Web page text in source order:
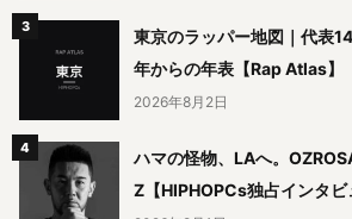
東京のラッパー地図｜代表
年からの年表【Rap Atlas】
2026年8月2日
ハマの怪物、LAへ。
Z【HIPHOPCs独占インタビ